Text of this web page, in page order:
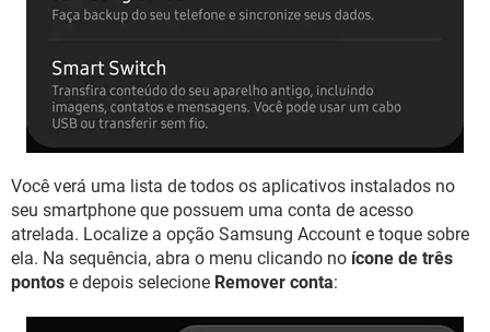
Você verá uma lista de todos os aplicativos instalados no
seu smartphone que possuem uma conta de acesso
atrelada. Localize a opção Samsung Account e toque sobre
ela. Na sequência, abra o menu clicando no ícone de três
pontos e depois selecione Remover conta: